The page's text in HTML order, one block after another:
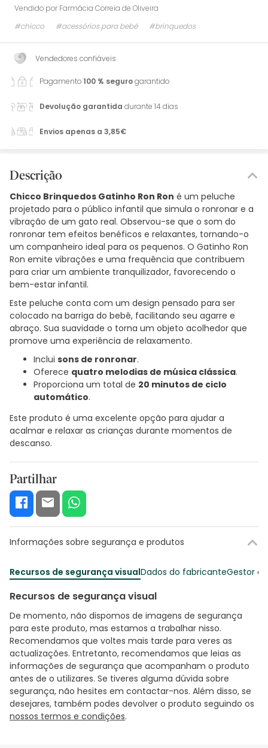
Vendido por Farmácia Correia de Oliveira
#chicco
#acessórios para bebé #brinquedos
Vendedores confiáveis
Pagamento100 % segurogarantido
Devolução garantida durante 14 dias
Envios apenas a 3,85€
Descrição
Chicco Brinquedos Gatinho Ron Ron é um peluche
projetado para o público infantil que simula o ronronar e a
vibração de um gato real. Observou-se que o som do
ronronar tem efeitos benéficos e relaxantes, tornando-o
um companheiro ideal para os pequenos. O Gatinho Ron
Ron emite vibrações e uma frequência que contribuem
para criar um ambiente tranquilizador, favorecendo o
bem-estar infantil.
Este peluche conta com um design pensado para ser
colocado na barriga do bebê, facilitando seu agarre e
abraço. Sua suavidade o torna um objeto acolhedor que
promove uma experiência de relaxamento.
Inclui sons de ronronar.
Oferece quatro melodias de música clássica.
Proporciona um total de 20 minutos de ciclo
automático.
Este produto é uma excelente opção para ajudar a
acalmar e relaxar as crianças durante momentos de
descanso.
Partilhar
Informações sobre segurança e produtos
Recursos de segurança visualDados do fabricanteGestor
Recursos de segurança visual
De momento, não dispomos de imagens de segurança
para este produto, mas estamos a trabalhar nisso.
Recomendamos que voltes mais tarde para veres as
actualizações. Entretanto, recomendamos que leias as
informações de segurança que acompanham o produto
antes de o utilizares. Se tiveres alguma dúvida sobre
segurança, não hesites em contactar-nos. Além disso, se
desejares, também podes devolver o produto seguindo os
nossos termos e condições.